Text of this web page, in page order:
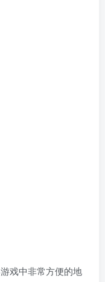
戏中非常方便的地